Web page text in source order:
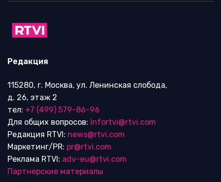
Редакция
115280, г. Москва, ул. Ленинская слобода,
д. 26, этаж 2
тел: +7 (499) 579-86-96
Для общих вопросов: Infortvi@rtvi.com
Редакция RTVI: news@rtvi.com
Маркетинг/PR: pr@rtvi.com
Реклама RTVI: adv-eu@rtvi.com
Партнерские материалы